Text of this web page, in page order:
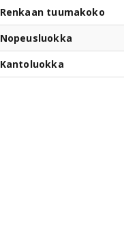
Renkaan tuumakoko
Nopeusluokka
Kantoluokka